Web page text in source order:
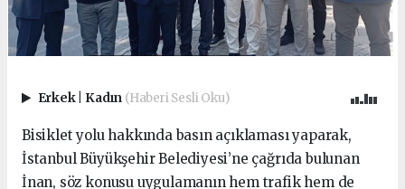
Erkek Kadın (Haberi Sesli Oku)
Bisiklet yolu hakkında basın açıklaması yaparak,
İstanbul Büyükşehir Belediyesi’ne çağrıda bulunan
İnan, söz konusu uygulamanın hem trafik hem de